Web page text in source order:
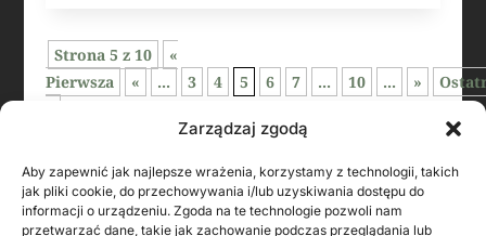
Zarządzaj zgodą
Aby zapewnić jak najlepsze wrażenia, korzystamy z technologii, takich
jak pliki cookie, do przechowywania i/lub uzyskiwania dostępu do
informacji o urządzeniu. Zgoda na te technologie pozwoli nam
przetwarzać dane, takie jak zachowanie podczas przeglądania lub
Strona 5 z 10
«
Pierwsza
« ... 3 4 5 6 7 ... 10 ... »